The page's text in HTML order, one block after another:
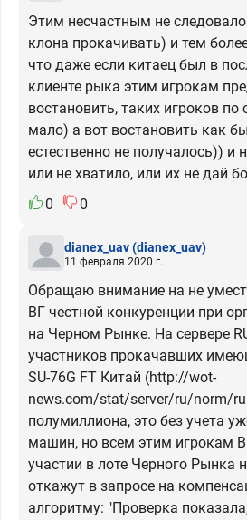
Этим несчастным не следовало
клона прокачивать) и тем
что даже если китаец был в
клиенте рыка этим игрокам
востановить, таких игроков по
мало) а вот востановить как
естественно не получалось)) и
или не хватило, или их не дай
0
0
dianex_uav(dianex_uav)
11 февраля 2020 г.
Обращаю внимание на не
ВГ честной конкуренции при
на Черном Рынке. На сервере
участников прокачавших
SU-76G FT Китай (http://wot-
news.com/stat/server/ru/norm/
полумиллиона, это без учета
машин, но всем этим игрокам
участии в лоте Черного Рынка
откажут в запросе на
алгоритму: "Проверка